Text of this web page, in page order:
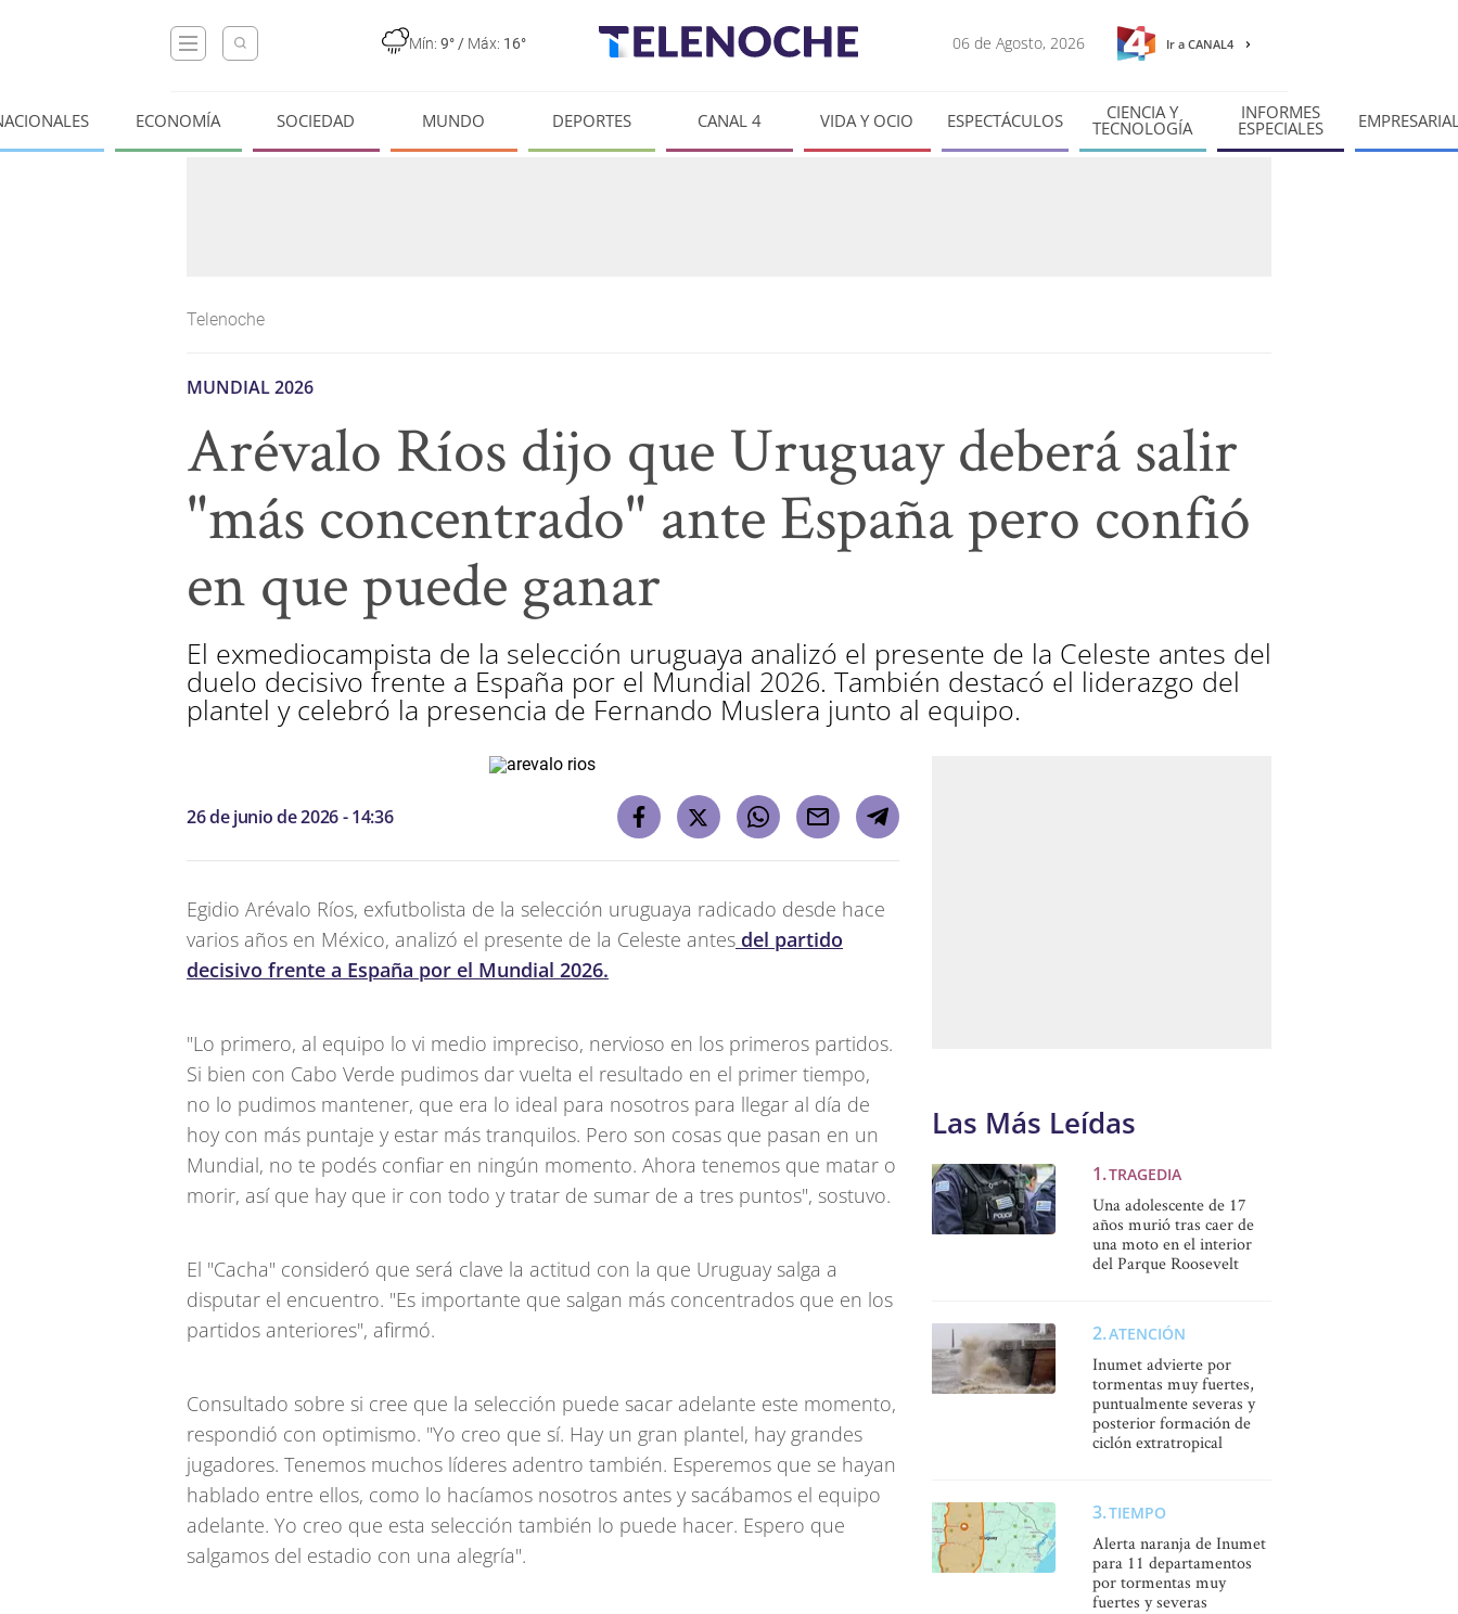
Mín: 9° / Máx: 16° 06 de Agosto, 2026 Ir a CANAL4
ECONOMÍA SOCIEDAD MUNDO DEPORTES CANAL 4 VIDA Y OCIO ESPECTÁCULOS CIENCIA Y
TECNOLOGÍA
INFORMES
ESPECIALES
Telenoche
MUNDIAL 2026
Arévalo Ríos dijo que Uruguay deberá salir
"más concentrado" ante España pero confió
en que puede ganar
El exmediocampista de la selección uruguaya analizó el presente de la Celeste antes del
duelo decisivo frente a España por el Mundial 2026. También destacó el liderazgo del
plantel y celebró la presencia de Fernando Muslera junto al equipo.
26 de junio de 2026 - 14:36
Egidio Arévalo Ríos, exfutbolista de la selección uruguaya radicado desde hace
varios años en México, analizó el presente de la Celeste antes del partido
decisivo frente a España por el Mundial 2026.
"Lo primero, al equipo lo vi medio impreciso, nervioso en los primeros partidos.
Si bien con Cabo Verde pudimos dar vuelta el resultado en el primer tiempo,
no lo pudimos mantener, que era lo ideal para nosotros para llegar al día de
hoy con más puntaje y estar más tranquilos. Pero son cosas que pasan en un
Mundial, no te podés confiar en ningún momento. Ahora tenemos que matar o
morir, así que hay que ir con todo y tratar de sumar de a tres puntos", sostuvo.
El "Cacha" consideró que será clave la actitud con la que Uruguay salga a
disputar el encuentro. "Es importante que salgan más concentrados que en los
partidos anteriores", afirmó.
Consultado sobre si cree que la selección puede sacar adelante este momento,
respondió con optimismo. "Yo creo que sí. Hay un gran plantel, hay grandes
jugadores. Tenemos muchos líderes adentro también. Esperemos que se hayan
hablado entre ellos, como lo hacíamos nosotros antes y sacábamos el equipo
adelante. Yo creo que esta selección también lo puede hacer. Espero que
salgamos del estadio con una alegría".
Las Más Leídas
TRAGEDIA
Una adolescente de 17
años murió tras caer de
una moto en el interior
del Parque Roosevelt
ATENCIÓN
Inumet advierte por
tormentas muy fuertes,
puntualmente severas y
posterior formación de
ciclón extratropical
TIEMPO
Alerta naranja de Inumet
para 11 departamentos
por tormentas muy
fuertes y severas